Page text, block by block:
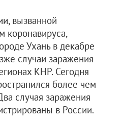
вызванной
коронавируса,
Ухань в декабре
случаи заражения
КНР. Сегодня
более чем
случая заражения
в России.